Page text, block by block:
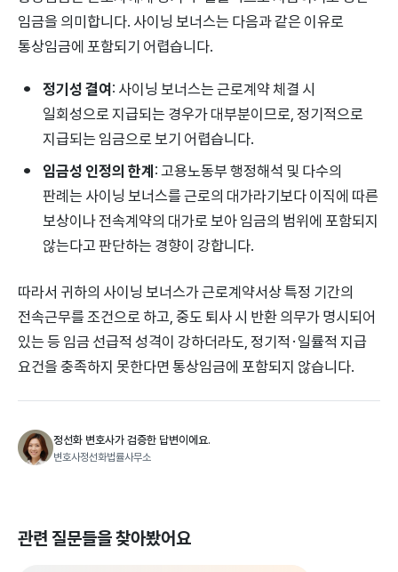
임금을 의미합니다. 사이닝 보너스는 다음과 같은 이유로
통상임금에 포함되기 어렵습니다.
정기성 결여: 사이닝 보너스는 근로계약 체결 시
일회성으로 지급되는 경우가 대부분이므로, 정기적으로
지급되는 임금으로 보기 어렵습니다.
임금성 인정의 한계: 고용노동부 행정해석 및 다수의
판례는 사이닝 보너스를 근로의 대가라기보다 이직에 따른
보상이나 전속계약의 대가로 보아 임금의 범위에 포함되지
않는다고 판단하는 경향이 강합니다.
따라서 귀하의 사이닝 보너스가 근로계약서상 특정 기간의
전속근무를 조건으로 하고, 중도 퇴사 시 반환 의무가 명시되어
있는 등 임금 선급적 성격이 강하더라도, 정기적·일률적 지급
요건을 충족하지 못한다면 통상임금에 포함되지 않습니다.
정선화 변호사가 검증한 답변이에요.
변호사정선화법률사무소
관련 질문들을 찾아봤어요